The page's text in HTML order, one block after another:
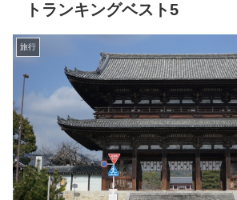
トランキングベスト5
旅行